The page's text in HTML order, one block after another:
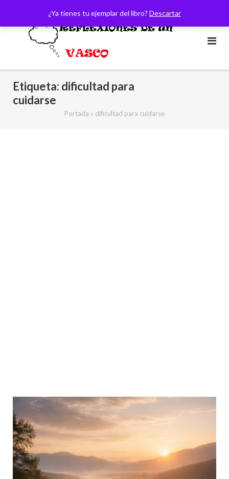
¿Ya tienes tu ejemplar del libro? Descartar
contenido
Etiqueta: dificultad para
cuidarse
Portada » dificultad para cuidarse